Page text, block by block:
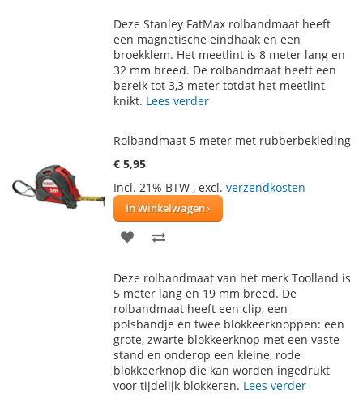
AAN
VERLANGLIJST
TE
VERGELIJKEN
Deze Stanley FatMax rolbandmaat heeft
een magnetische eindhaak en een
broekklem. Het meetlint is 8 meter lang en
32 mm breed. De rolbandmaat heeft een
bereik tot 3,3 meter totdat het meetlint
knikt. Lees verder
Rolbandmaat 5 meter met rubberbekleding
€ 5,95
Incl. 21% BTW , excl. verzendkosten
In Winkelwagen
VOEG
AAN
VERLANGLIJST
TE
VERGELIJKEN
Deze rolbandmaat van het merk Toolland is
5 meter lang en 19 mm breed. De
rolbandmaat heeft een clip, een
polsbandje en twee blokkeerknoppen: een
grote, zwarte blokkeerknop met een vaste
stand en onderop een kleine, rode
blokkeerknop die kan worden ingedrukt
voor tijdelijk blokkeren. Lees verder